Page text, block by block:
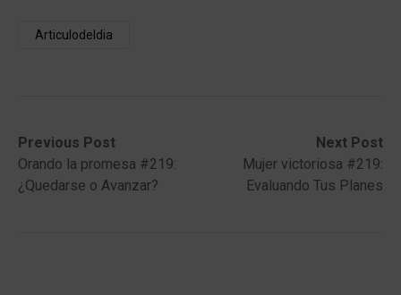
Articulodeldia
Post
navigation
Previous Post
Previous
post:Orando la promesa #219:
¿Quedarse o Avanzar?
Next Post
Next
post:
Mujer victoriosa #219:
Evaluando Tus Planes